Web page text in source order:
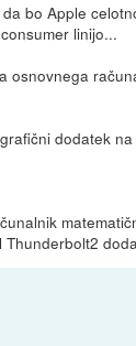
bo Apple
linijo...
osnovnega
dodatek